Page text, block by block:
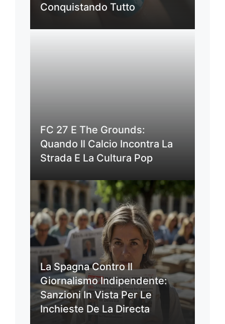
Conquistando Tutto
FC 27 E The Grounds:
Quando Il Calcio Incontra La
Strada E La Cultura Pop
La Spagna Contro Il
Giornalismo Indipendente:
Sanzioni In Vista Per Le
Inchieste De La Directa